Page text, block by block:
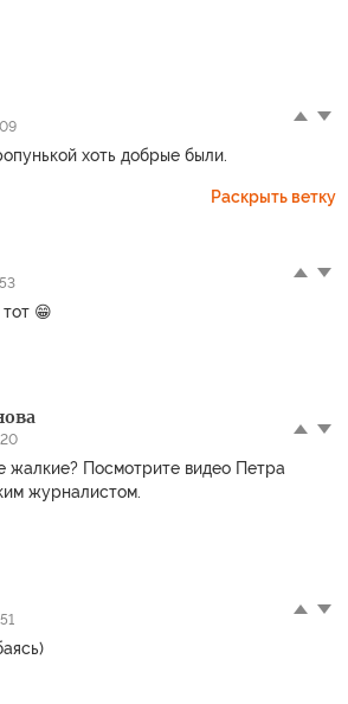
хоть добрые были.
Раскрыть ветку
😁
жалкие? Посмотрите видео Петра
журналистом.